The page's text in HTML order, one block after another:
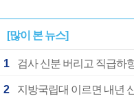
[많이 본 뉴스]
1
2 지방국립대 이르면 내년